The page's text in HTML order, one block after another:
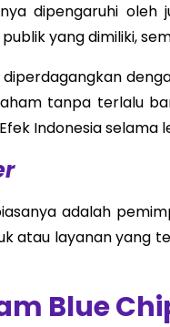
dipengaruhi
yang dimiliki,
tanpa terlalu
Indonesia selama
adalah
atau layanan yang
Blue